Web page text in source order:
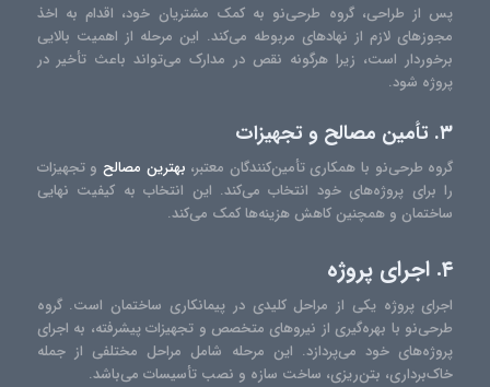
پس از طراحی، گروه طرحی‌نو به کمک مشتریان خود، اقدام به اخذ
مجوزهای لازم از نهادهای مربوطه می‌کند. این مرحله از اهمیت بالایی
برخوردار است، زیرا هرگونه نقص در مدارک می‌تواند باعث تأخیر در
پروژه شود.
۳. تأمین مصالح و تجهیزات
گروه طرحی‌نو با همکاری تأمین‌کنندگان معتبر، بهترین مصالح و تجهیزات
را برای پروژه‌های خود انتخاب می‌کند. این انتخاب به کیفیت نهایی
ساختمان و همچنین کاهش هزینه‌ها کمک می‌کند.
۴. اجرای پروژه
اجرای پروژه یکی از مراحل کلیدی در پیمانکاری ساختمان است. گروه
طرحی‌نو با بهره‌گیری از نیروهای متخصص و تجهیزات پیشرفته، به اجرای
پروژه‌های خود می‌پردازد. این مرحله شامل مراحل مختلفی از جمله
خاک‌برداری، بتن‌ریزی، ساخت سازه و نصب تأسیسات می‌باشد.